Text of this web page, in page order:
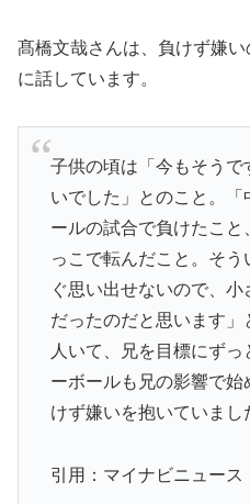
髙橋文哉さんは、負けず嫌
に話しています。
子供の頃は「今もそう
いでした」とのこと。
ールの試合で負けたこ
っこで転んだこと。そ
ぐ思い出せないので、
だったのだと思います
人いて、兄を目標にず
ーボールも兄の影響で
けず嫌いを抱いていまし
引用：マイナビニュース